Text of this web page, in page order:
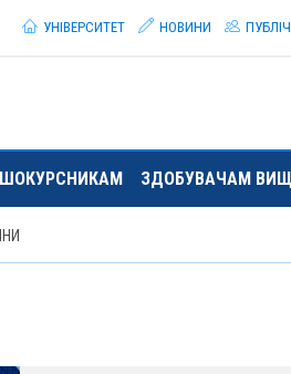
УНІВЕРСИТЕТ
НОВИНИ
ЗДОБУВАЧАМ